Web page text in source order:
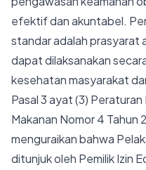
efektif dan akuntabel.
standar adalah prasyarat
dapat dilaksanakan
kesehatan masyarakat
Pasal 3 ayat (3)
Makanan Nomor 4 Tahun
menguraikan bahwa
ditunjuk oleh Pemilik Izin